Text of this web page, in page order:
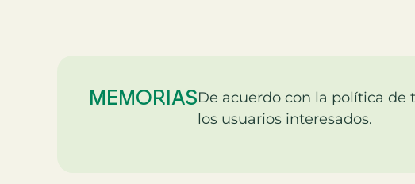
MEMORIASDe acuerdo con la política de
los usuarios interesados.